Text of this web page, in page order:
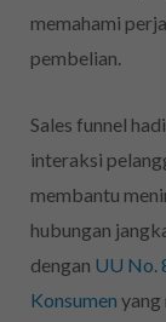
memahami
pembelian.
Sales funnel
interaksi
membantu
hubungan
dengan UU No.
Konsumen yang